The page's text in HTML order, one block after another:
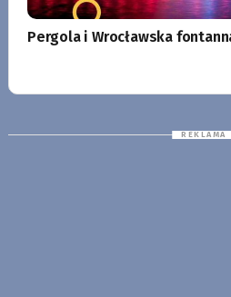
Pergola i Wrocławska